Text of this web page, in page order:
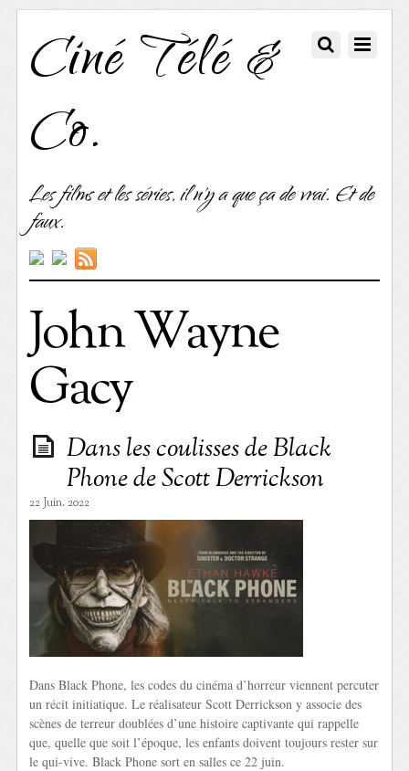
Ciné Télé &
Co.
Les films et les séries, il n'y a que ça de vrai. Et de
faux.
John Wayne
Gacy
Dans les coulisses de Black
Phone de Scott Derrickson
22 Juin. 2022
Dans Black Phone, les codes du cinéma d’horreur viennent percuter
un récit initiatique. Le réalisateur Scott Derrickson y associe des
scènes de terreur doublées d’une histoire captivante qui rappelle
que, quelle que soit l’époque, les enfants doivent toujours rester sur
le qui-vive. Black Phone sort en salles ce 22 juin.